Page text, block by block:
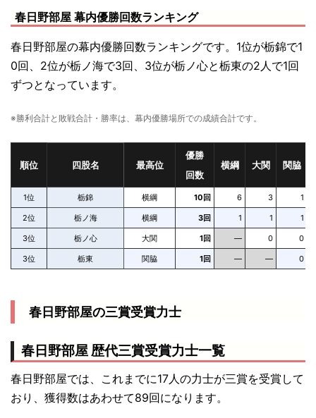
1958 [6回目]
S32.9
1957
栃錦
[5回目]
13勝2敗 32歳7ヶ月 東京都
S30.5 栃錦
S29.5
1954
栃錦
[2回目]
14勝1敗 29歳3ヶ月 東京都
S28.3 栃錦 14勝1敗 28歳1ヶ月
S27.9 栃錦 14勝1敗
春日野部屋 幕内優勝回数ランキング
春日野部屋の幕内優勝回数ランキングです。1位が栃錦で1
0回、2位が栃ノ海で3回、3位が栃ノ心と栃東の2人で1回
ずつとなっています。
※勝利合計と敗戦合計・勝率は、幕内優勝場所での成績合計です。
順位 四股名 最高位
優勝
回数
横綱 大関 関脇
1位 栃錦 横綱 10回 6 3 1
2位 栃ノ海 横綱 3回 1 1 1
3位 栃ノ心 大関 1回 — 0 0
3位 栃東 関脇 1回 — — 0
春日野部屋の三賞受賞力士
春日野部屋 歴代三賞受賞力士一覧
春日野部屋では、これまでに17人の力士が三賞を受賞して
おり、獲得数はあわせて89回になります。